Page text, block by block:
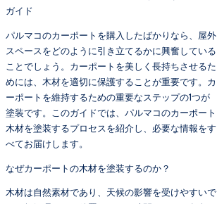
ガイド
パルマコのカーポートを購入したばかりなら、屋外
スペースをどのように引き立てるかに興奮している
ことでしょう。カーポートを美しく長持ちさせるた
めには、木材を適切に保護することが重要です。カ
ーポートを維持するための重要なステップの1つが
塗装です。このガイドでは、パルマコのカーポート
木材を塗装するプロセスを紹介し、必要な情報をす
べてお届けします。
なぜカーポートの木材を塗装するのか？
木材は自然素材であり、天候の影響を受けやすいで